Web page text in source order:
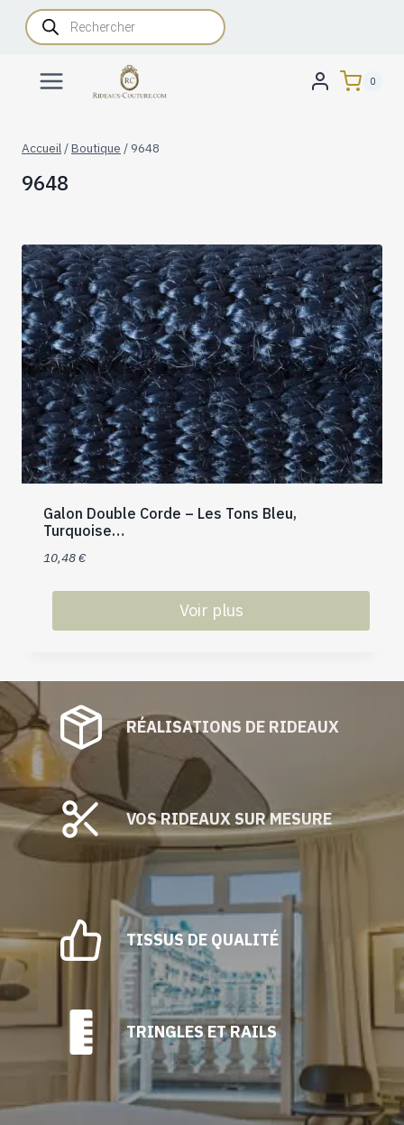
AllerRecherche
de
produits
0
Accueil /Boutique / 9648
9648
Galon Double Corde – Les Tons Bleu,
Turquoise…
10,48€
Voir plus
a
plusieurs
variations.
Les
options
peuvent
être
choisies
sur
produit
RÉALISATIONS DE RIDEAUX
VOS RIDEAUX SUR MESURE
TISSUS DE QUALITÉ
TRINGLES ET RAILS